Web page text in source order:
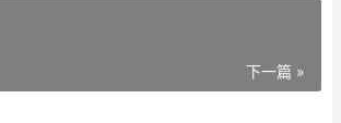
下一篇 »